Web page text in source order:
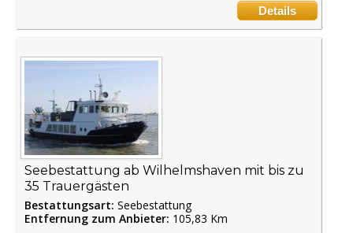
Details
Seebestattung ab Wilhelmshaven mit bis zu
35 Trauergästen
Bestattungsart: Seebestattung
Entfernung zum Anbieter: 105,83 Km